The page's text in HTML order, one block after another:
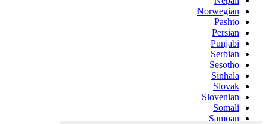
Norwegian
Pashto
Persian
Punjabi
Serbian
Sesotho
Sinhala
Slovak
Slovenian
Somali
Samoan